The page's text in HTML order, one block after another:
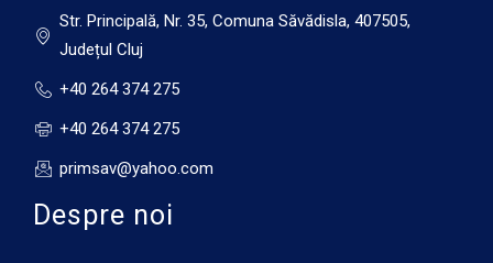
Str. Principală, Nr. 35, Comuna Săvădisla, 407505,
Județul Cluj
+40 264 374 275
+40 264 374 275
primsav@yahoo.com
Despre noi